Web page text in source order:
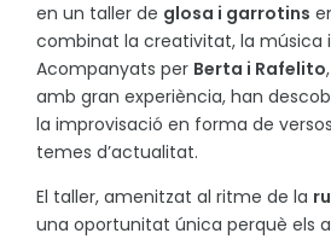
en un taller de glosa i garrotins
combinat la creativitat, la música i
Acompanyats per Berta i Rafelito
amb gran experiència, han
la improvisació en forma de
temes d’actualitat.
El taller, amenitzat al ritme de la
una oportunitat única perquè els